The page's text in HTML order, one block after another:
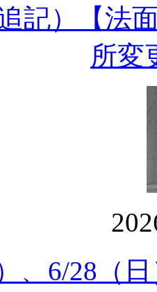
記）【法
所変
、6/28（